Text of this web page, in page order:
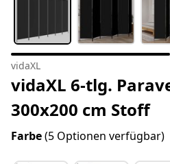
vidaXL
vidaXL 6-tlg.
300x200 cm Stoff
Farbe(5 Optionen verfügbar)